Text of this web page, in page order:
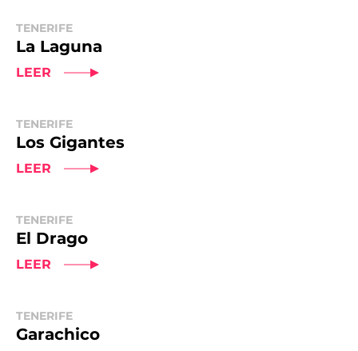
TENERIFE
La Laguna
LEER
TENERIFE
Los Gigantes
LEER
TENERIFE
El Drago
LEER
TENERIFE
Garachico